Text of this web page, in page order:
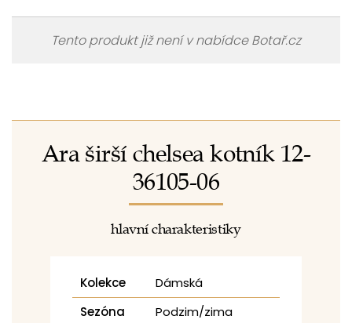
Tento produkt již není v nabídce Botař.cz
Ara širší chelsea kotník 12-
36105-06
hlavní charakteristiky
Kolekce
Dámská
Sezóna
Podzim/zima